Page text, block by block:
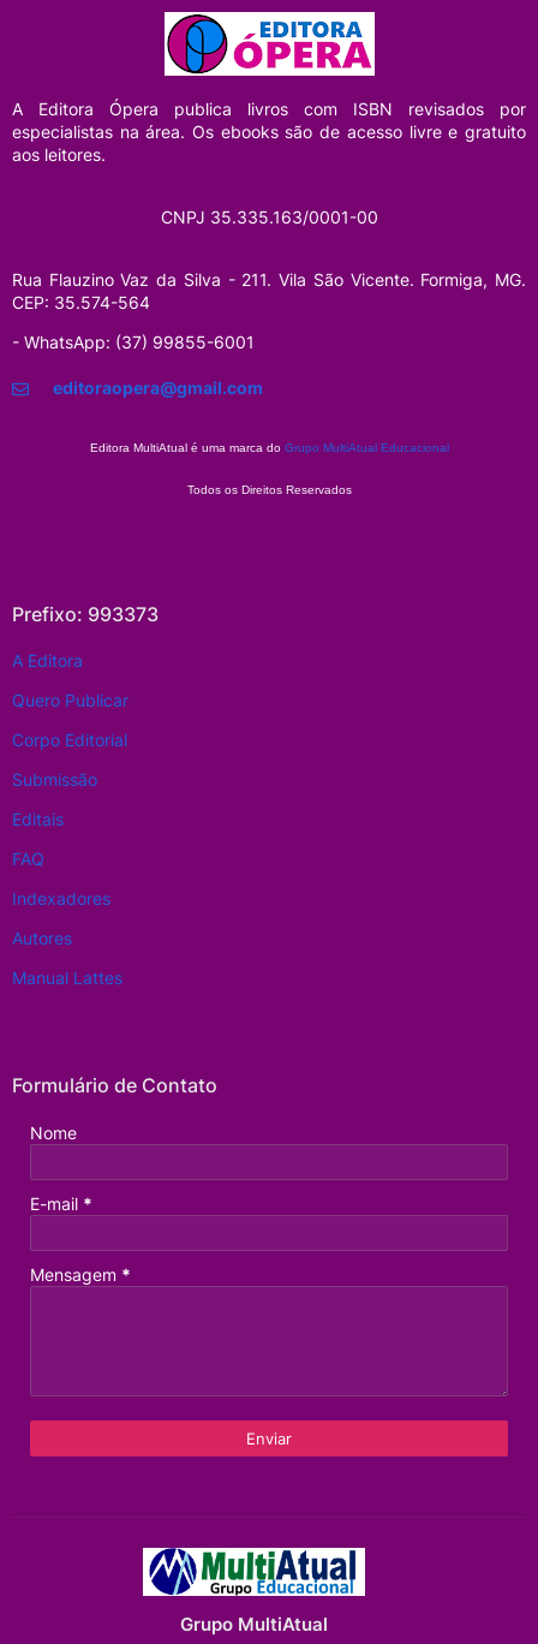
A Editora Ópera publica livros com ISBN revisados por
especialistas na área. Os ebooks são de acesso livre e gratuito
aos leitores.
CNPJ 35.335.163/0001-00
Rua Flauzino Vaz da Silva - 211.Vila São Vicente. Formiga, MG.
CEP: 35.574-564
- WhatsApp: (37) 99855-6001
editoraopera@gmail.com
Editora MultiAtual é uma marca do Grupo MultiAtual Educacional
Todos os Direitos Reservados
Prefixo: 993373
A Editora
Quero Publicar
Corpo Editorial
Submissão
Editais
FAQ
Indexadores
Autores
Manual Lattes
Formulário de Contato
Nome
E-mail *
Mensagem *
Grupo MultiAtual